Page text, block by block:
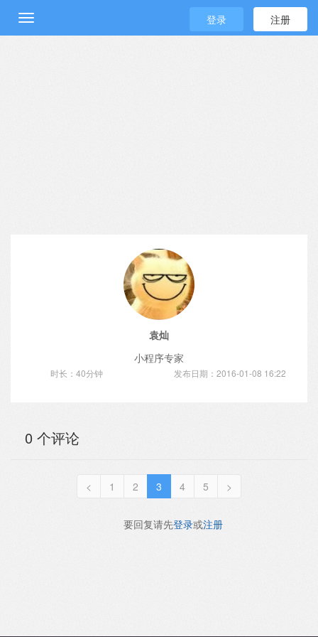
登录 注册
袁灿
小程序专家
时长：40分钟 发布日期：2016-01-08 16:22
0 个评论
< 1 2 3 4 5 >
要回复请先登录或注册